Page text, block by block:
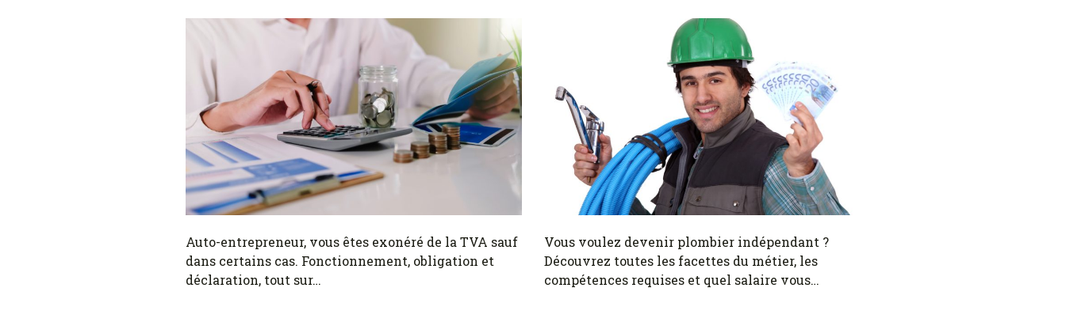
Auto-entrepreneur, vous êtes exonéré de la TVA sauf
dans certains cas. Fonctionnement, obligation et
déclaration, tout sur…
Vous voulez devenir plombier indépendant ?
Découvrez toutes les facettes du métier, les
compétences requises et quel salaire vous…